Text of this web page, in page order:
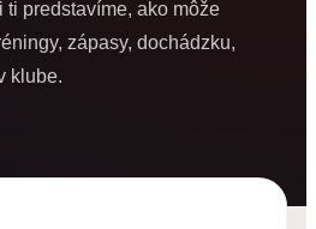
ti predstavíme, ako môže
zápasy, dochádzku,
klube.